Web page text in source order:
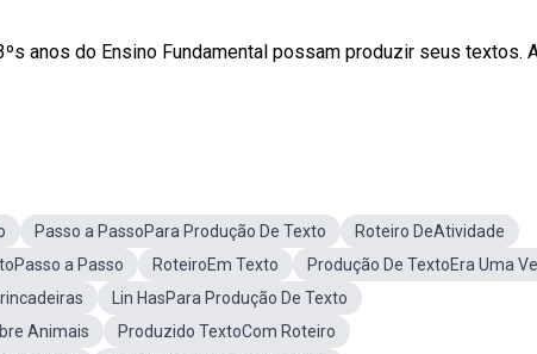
anos do Ensino Fundamental possam produzir seus textos.
Passo a PassoPara Produção De Texto
Roteiro DeAtividade
a Passo RoteiroEm Texto
Produção De TextoEra Uma
Lin HasPara Produção De Texto
Animais
Produzido TextoCom Roteiro